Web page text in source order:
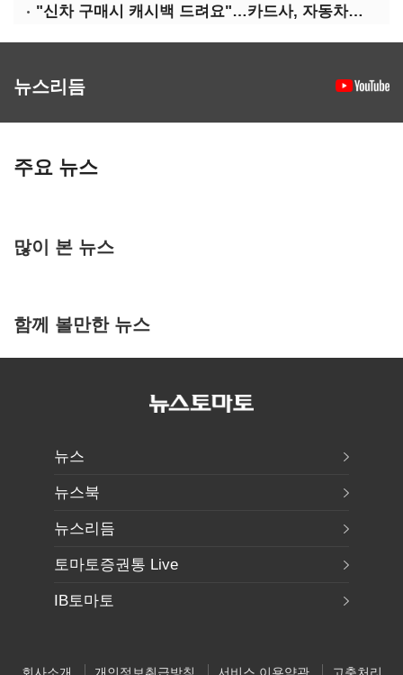
"신차 구매시 캐시백 드려요"…카드사, 자동차금융 마케팅
뉴스리듬
주요 뉴스
많이 본 뉴스
함께 볼만한 뉴스
뉴스
뉴스북
뉴스리듬
토마토증권통 Live
IB토마토